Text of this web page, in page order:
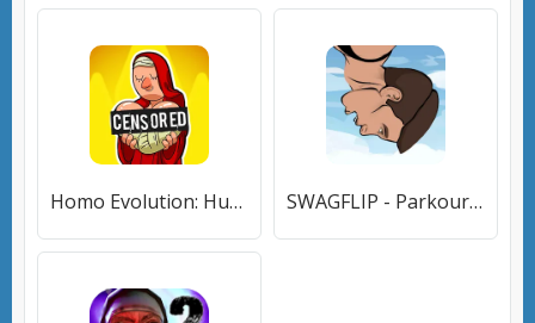
Homo Evolution: Human Origins (Хомо Эволюция) [МОД Unlocked] APK Android SWAGFLIP - Parkour Origins (СВАГФЛИП) [МОД Бесконечные монеты] APK Android